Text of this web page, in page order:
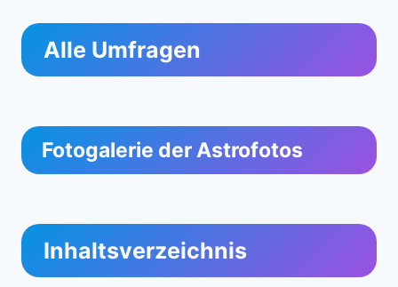
Alle Umfragen
Fotogalerie der Astrofotos
Inhaltsverzeichnis